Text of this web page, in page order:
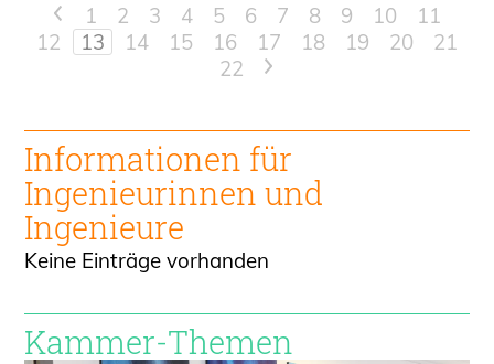
< 1 2 3 4 5 6 7 8 9 10
11
12
13 14 15 16 17 18 19 20
21
22
>
Informationen für
Ingenieurinnen und
Ingenieure
Keine Einträge vorhanden
Kammer-Themen